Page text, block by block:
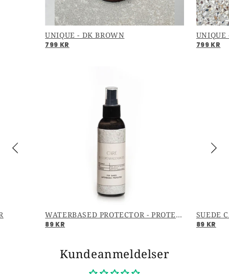
UNIQUE - DK BROWN
799 KR
UNIQUE
799 KR
WATERBASED PROTECTOR - PROTECTOR
89 KR
SUEDE
89 KR
Kundeanmeldelser